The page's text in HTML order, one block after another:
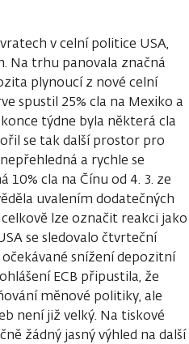
v celní politice USA,
Na trhu panovala značná
plynoucí z nové celní
spustil 25% cla na Mexiko a
týdne byla některá cla
se tak další prostor pro
a rychle se
10% cla na Čínu od 4. 3. ze
uvalením dodatečných
lze označit reakci jako
se sledovalo čtvrteční
snížení depozitní
ECB připustila, že
měnové politiky, ale
není již velký. Na tiskové
žádný jasný výhled na další